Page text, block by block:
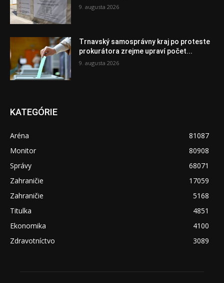
9. augusta 2026
Trnavský samosprávny kraj po proteste
prokurátora zrejme upraví počet...
9. augusta 2026
KATEGÓRIE
Aréna
81087
Monitor
80908
Správy
68071
Zahraničie
17059
Zahraničie
5168
Titulka
4851
Ekonomika
4100
Zdravotníctvo
3089